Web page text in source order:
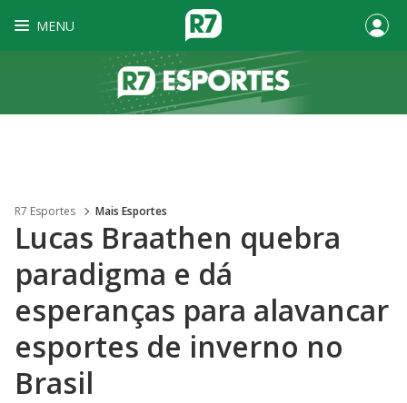
MENU
R7 Esportes Mais Esportes
Lucas Braathen quebra
paradigma e dá
esperanças para alavancar
esportes de inverno no
Brasil